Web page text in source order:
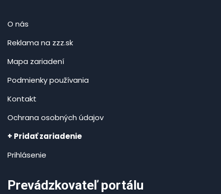
O nás
Reklama na zzz.sk
Mapa zariadení
Podmienky používania
Kontakt
Ochrana osobných údajov
+ Pridať zariadenie
Prihlásenie
Prevádzkovateľ portálu